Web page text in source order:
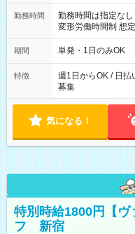
勤務時間
勤務時間は指定なし
変形労働時間制 想定労働時間
～21：00
期間 単発・1日のみOK
特徴
週1日からOK / 日払
募集
気になる！
特別時給1800円【ヴ
フ 新宿